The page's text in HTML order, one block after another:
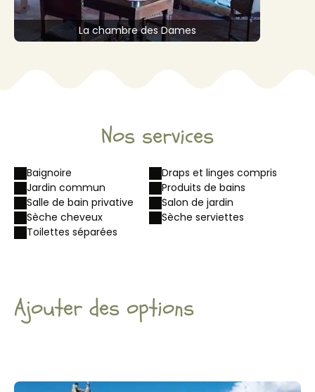
La chambre des Dames
Nos services
Baignoire
Draps et linges compris
Jardin commun
Produits de bains
Salle de bain privative
Salon de jardin
Sèche cheveux
Sèche serviettes
Toilettes séparées
Ajouter des options